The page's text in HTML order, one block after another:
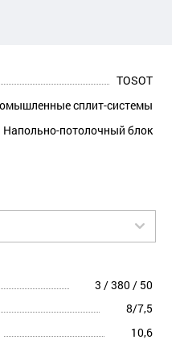
TOSOT
сплит-системы
Напольно-потолочный блок
3 / 380 / 50
8/7,5
10,6